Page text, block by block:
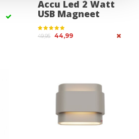
Accu Led 2 Watt
USB Magneet
49,95 44,99